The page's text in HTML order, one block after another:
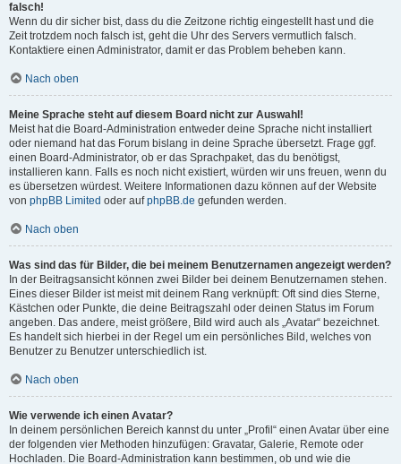
falsch!
Wenn du dir sicher bist, dass du die Zeitzone richtig eingestellt hast und die
Zeit trotzdem noch falsch ist, geht die Uhr des Servers vermutlich falsch.
Kontaktiere einen Administrator, damit er das Problem beheben kann.
Nach oben
Meine Sprache steht auf diesem Board nicht zur Auswahl!
Meist hat die Board-Administration entweder deine Sprache nicht installiert
oder niemand hat das Forum bislang in deine Sprache übersetzt. Frage ggf.
einen Board-Administrator, ob er das Sprachpaket, das du benötigst,
installieren kann. Falls es noch nicht existiert, würden wir uns freuen, wenn du
es übersetzen würdest. Weitere Informationen dazu können auf der Website
von phpBB Limited oder aufphpBB.de gefunden werden.
Nach oben
Was sind das für Bilder, die bei meinem Benutzernamen angezeigt werden?
In der Beitragsansicht können zwei Bilder bei deinem Benutzernamen stehen.
Eines dieser Bilder ist meist mit deinem Rang verknüpft: Oft sind dies Sterne,
Kästchen oder Punkte, die deine Beitragszahl oder deinen Status im Forum
angeben. Das andere, meist größere, Bild wird auch als „Avatar“ bezeichnet.
Es handelt sich hierbei in der Regel um ein persönliches Bild, welches von
Benutzer zu Benutzer unterschiedlich ist.
Nach oben
Wie verwende ich einen Avatar?
In deinem persönlichen Bereich kannst du unter „Profil“ einen Avatar über eine
der folgenden vier Methoden hinzufügen: Gravatar, Galerie, Remote oder
Hochladen. Die Board-Administration kann bestimmen, ob und wie die